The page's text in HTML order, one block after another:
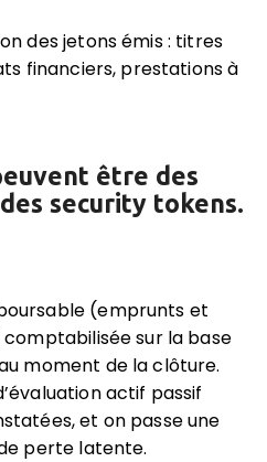
des jetons émis : titres
financiers, prestations à
être des
security tokens.
(emprunts et
sur la base
moment de la clôture.
actif passif
et on passe une
perte latente.